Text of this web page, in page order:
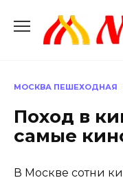
содержанию
МОСКВА ПЕШЕХОДНАЯ
Поход в
самые
В Москве сотни